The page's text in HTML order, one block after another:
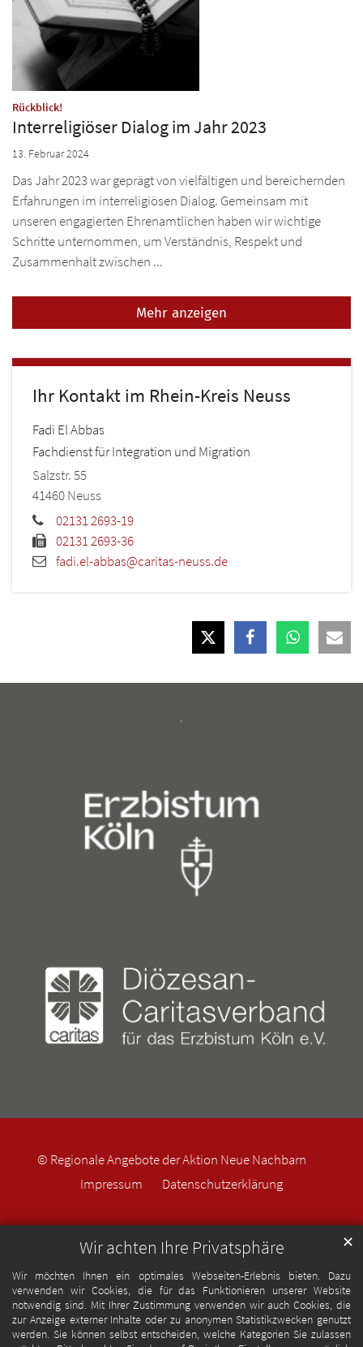
Wir achten Ihre Privatsphäre
Wir möchten Ihnen ein optimales Webseiten-Erlebnis bieten. Dazu
verwenden wir Cookies, die für das Funktionieren unserer Website
notwendig sind. Mit Ihrer Zustimmung verwenden wir auch Cookies, die
zur Anzeige externer Inhalte oder zu anonymen Statistikzwecken genutzt
werden. Sie können selbst entscheiden, welche Kategorien Sie zulassen
✕
Rückblick!:
Interreligiöser Dialog im Jahr 2023
13. Februar 2024
Das Jahr 2023 war geprägt von vielfältigen und bereichernden
Erfahrungen im interreligiösen Dialog. Gemeinsam mit
unseren engagierten Ehrenamtlichen haben wir wichtige
Schritte unternommen, um Verständnis, Respekt und
Zusammenhalt zwischen ...
Mehr anzeigen
Ihr Kontakt im Rhein-Kreis Neuss
Fadi El Abbas
Fachdienst für Integration und Migration
Salzstr. 55
41460Neuss
02131 2693-19
02131 2693-36
fadi.el-abbas@caritas-neuss.de
© Regionale Angebote der Aktion Neue Nachbarn
Impressum
Datenschutzerklärung